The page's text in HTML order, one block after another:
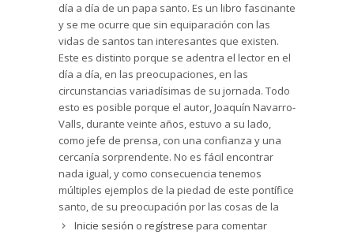
día a día de un papa santo. Es un libro fascinante
y se me ocurre que sin equiparación con las
vidas de santos tan interesantes que existen.
Este es distinto porque se adentra el lector en el
día a día, en las preocupaciones, en las
circunstancias variadísimas de su jornada. Todo
esto es posible porque el autor, Joaquín Navarro-
Valls, durante veinte años, estuvo a su lado,
como jefe de prensa, con una confianza y una
cercanía sorprendente. No es fácil encontrar
nada igual, y como consecuencia tenemos
múltiples ejemplos de la piedad de este pontífice
santo, de su preocupación por las cosas de la
Iglesia, un seguimiento de cerca en sus múltiples
Inicie sesión o regístrese para comentar